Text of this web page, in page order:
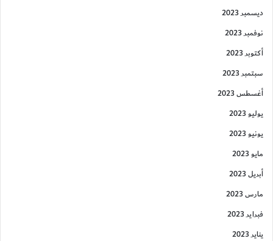
ديسمبر 2023
نوفمبر 2023
أكتوبر 2023
سبتمبر 2023
أغسطس 2023
يوليو 2023
يونيو 2023
مايو 2023
أبريل 2023
مارس 2023
فبراير 2023
يناير 2023